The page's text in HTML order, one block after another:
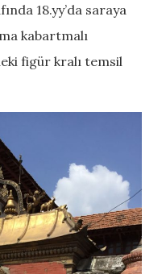
18.yy’da saraya
kabartmalı
figür kralı temsil